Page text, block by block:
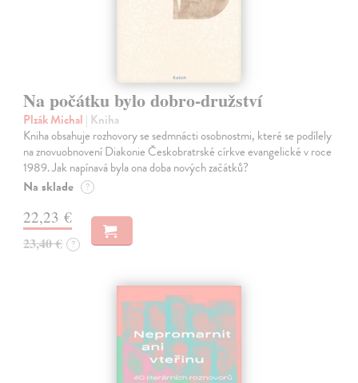
Na počátku bylo dobro-družství
Plzák Michal | Kniha
Kniha obsahuje rozhovory se sedmnácti osobnostmi, které se podílely
na znovuobnovení Diakonie Českobratrské církve evangelické v roce
1989. Jak napínavá byla ona doba nových začátků?
Na sklade ?
22,23 €
23,40 € ?